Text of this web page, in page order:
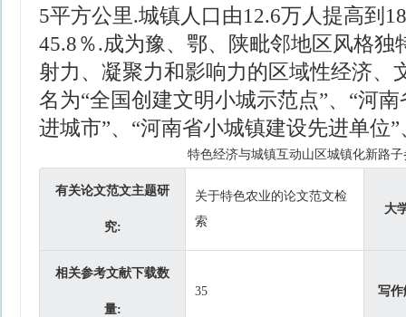
5平方公里.城镇人口由12.6万人提高到
45.8％.成为豫、鄂、陕毗邻地区风格独
射力、凝聚力和影响力的区域性经济、
名为“全国创建文明小城示范点”、“河
进城市”、“河南省小城镇建设先进单位
特色经济与城镇互动山区城镇化新路
有关论文范文主题研
究:
关于特色农业的论文范文检
索
大
相关参考文献下载数
量:
35 写